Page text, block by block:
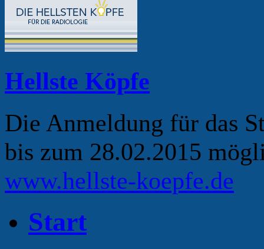
Hellste Köpfe
Die Anmeldung für das
bis zum 28.02.2015
www.hellste-koepfe.de
Start